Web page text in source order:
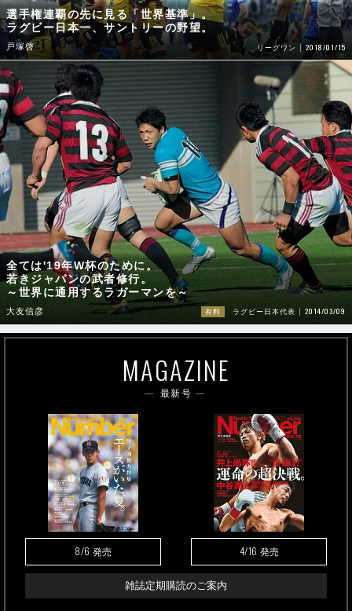
選手権連覇の先に見る「世界基準」。
ラグビー日本一、サントリーの野望。
戸塚啓 リーグワン 2018/01/15
全ては'19年W杯のために。
若きジャパンの武者修行。
～世界に通用するラガーマンを～
大友信彦 有料 ラグビー日本代表 2014/03/09
MAGAZINE
最新号
8/6 発売 4/16 発売
雑誌定期購読のご案内